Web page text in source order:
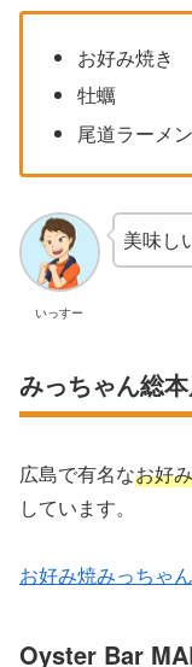
お好み焼き
牡蠣
尾道ラーメン
いっすー
美味し
みっちゃん総
広島で有名なお好
しています。
お好み焼みっちゃ
Oyster Bar